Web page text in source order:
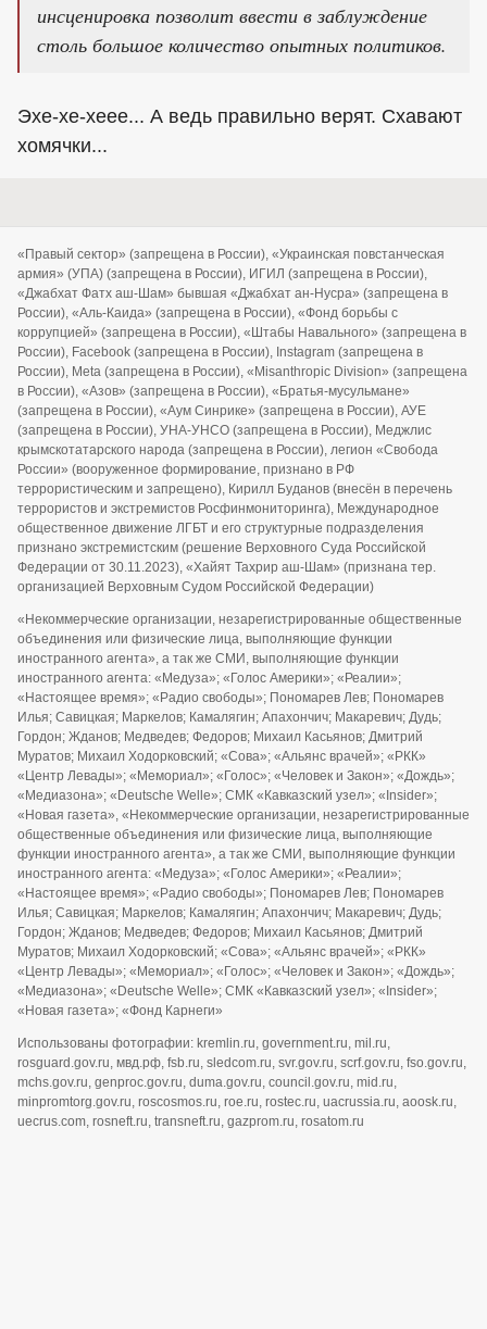
инсценировка позволит ввести в заблуждение
столь большое количество опытных политиков.
Эхе-хе-хеее... А ведь правильно верят. Схавают
хомячки...
«Правый сектор» (запрещена в России), «Украинская повстанческая
армия» (УПА) (запрещена в России), ИГИЛ (запрещена в России),
«Джабхат Фатх аш-Шам» бывшая «Джабхат ан-Нусра» (запрещена в
России), «Аль-Каида» (запрещена в России), «Фонд борьбы с
коррупцией» (запрещена в России), «Штабы Навального» (запрещена в
России), Facebook (запрещена в России), Instagram (запрещена в
России), Meta (запрещена в России), «Misanthropic Division» (запрещена
в России), «Азов» (запрещена в России), «Братья-мусульмане»
(запрещена в России), «Аум Синрике» (запрещена в России), АУЕ
(запрещена в России), УНА-УНСО (запрещена в России), Меджлис
крымскотатарского народа (запрещена в России), легион «Свобода
России» (вооруженное формирование, признано в РФ
террористическим и запрещено), Кирилл Буданов (внесён в перечень
террористов и экстремистов Росфинмониторинга), Международное
общественное движение ЛГБТ и его структурные подразделения
признано экстремистским (решение Верховного Суда Российской
Федерации от 30.11.2023), «Хайят Тахрир аш-Шам» (признана тер.
организацией Верховным Судом Российской Федерации)
«Некоммерческие организации, незарегистрированные общественные
объединения или физические лица, выполняющие функции
иностранного агента», а так же СМИ, выполняющие функции
иностранного агента: «Медуза»; «Голос Америки»; «Реалии»;
«Настоящее время»; «Радио свободы»; Пономарев Лев; Пономарев
Илья; Савицкая; Маркелов; Камалягин; Апахончич; Макаревич; Дудь;
Гордон; Жданов; Медведев; Федоров; Михаил Касьянов; Дмитрий
Муратов; Михаил Ходорковский; «Сова»; «Альянс врачей»; «РКК»
«Центр Левады»; «Мемориал»; «Голос»; «Человек и Закон»; «Дождь»;
«Медиазона»; «Deutsche Welle»; СМК «Кавказский узел»; «Insider»;
«Новая газета», «Некоммерческие организации, незарегистрированные
общественные объединения или физические лица, выполняющие
функции иностранного агента», а так же СМИ, выполняющие функции
иностранного агента: «Медуза»; «Голос Америки»; «Реалии»;
«Настоящее время»; «Радио свободы»; Пономарев Лев; Пономарев
Илья; Савицкая; Маркелов; Камалягин; Апахончич; Макаревич; Дудь;
Гордон; Жданов; Медведев; Федоров; Михаил Касьянов; Дмитрий
Муратов; Михаил Ходорковский; «Сова»; «Альянс врачей»; «РКК»
«Центр Левады»; «Мемориал»; «Голос»; «Человек и Закон»; «Дождь»;
«Медиазона»; «Deutsche Welle»; СМК «Кавказский узел»; «Insider»;
«Новая газета»; «Фонд Карнеги»
Использованы фотографии: kremlin.ru, government.ru, mil.ru,
rosguard.gov.ru, мвд.рф, fsb.ru, sledcom.ru, svr.gov.ru, scrf.gov.ru, fso.gov.ru,
mchs.gov.ru, genproc.gov.ru, duma.gov.ru, council.gov.ru, mid.ru,
minpromtorg.gov.ru, roscosmos.ru, roe.ru, rostec.ru, uacrussia.ru, aoosk.ru,
uecrus.com, rosneft.ru, transneft.ru, gazprom.ru, rosatom.ru